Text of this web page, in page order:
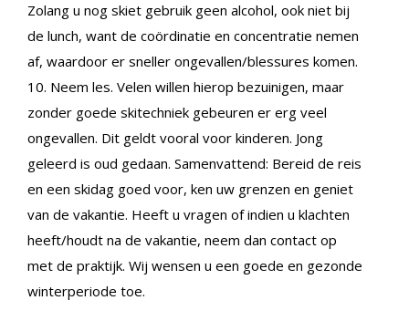
Zolang u nog skiet gebruik geen alcohol, ook niet bij
de lunch, want de coördinatie en concentratie nemen
af, waardoor er sneller ongevallen/blessures komen.
10. Neem les. Velen willen hierop bezuinigen, maar
zonder goede skitechniek gebeuren er erg veel
ongevallen. Dit geldt vooral voor kinderen. Jong
geleerd is oud gedaan. Samenvattend: Bereid de reis
en een skidag goed voor, ken uw grenzen en geniet
van de vakantie. Heeft u vragen of indien u klachten
heeft/houdt na de vakantie, neem dan contact op
met de praktijk. Wij wensen u een goede en gezonde
winterperiode toe.